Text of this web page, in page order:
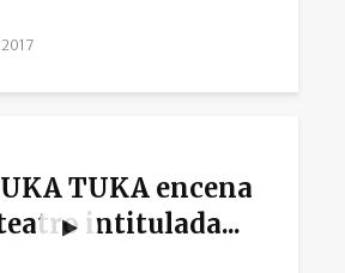
TUKA encena
intitulada...